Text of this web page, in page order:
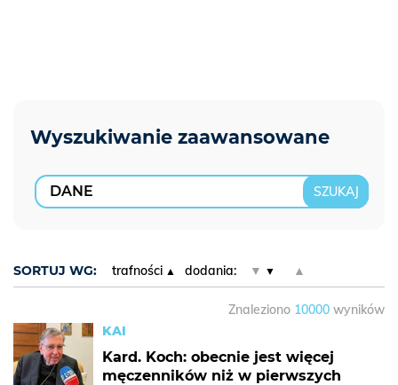
SORTUJ WG: trafności dodania: ▼ ▲
Znaleziono 10000 wyników
KAI
Kard. Koch: obecnie jest więcej
męczenników niż w pierwszych